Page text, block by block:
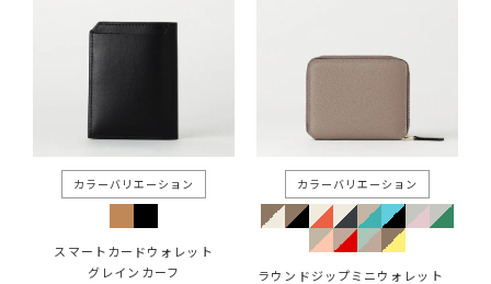
スマートカードウォレット
グレインカーフ
ラウンドジップミニウォレット